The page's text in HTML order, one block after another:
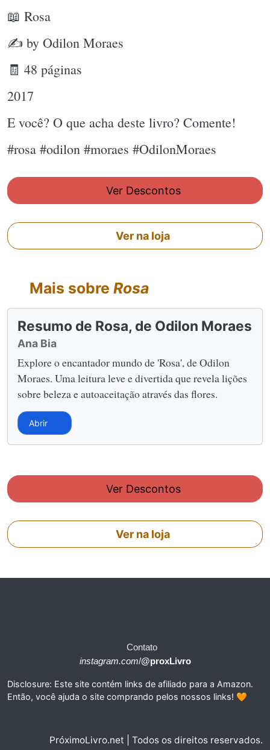
📖 Rosa
✍ by Odilon Moraes
🧾 48 páginas
2017
E você? O que acha deste livro? Comente!
#rosa #odilon #moraes #OdilonMoraes
Ver Descontos
Ver na loja
Mais sobre Rosa
Resumo de Rosa, de Odilon Moraes
Ana Bia
Explore o encantador mundo de 'Rosa', de Odilon
Moraes. Uma leitura leve e divertida que revela lições
sobre beleza e autoaceitação através das flores.
Abrir
Ver Descontos
Ver na loja
Contato
instagram.com/@proxLivro
Disclosure: Este site contém links de afiliado para a Amazon.
Então, você ajuda o site comprando pelos nossos links! 🧡
PróximoLivro.net | Todos os direitos reservados.